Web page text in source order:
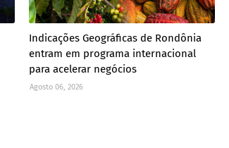
Indicações Geográficas de Rondônia
entram em programa internacional
para acelerar negócios
Agosto 06, 2026